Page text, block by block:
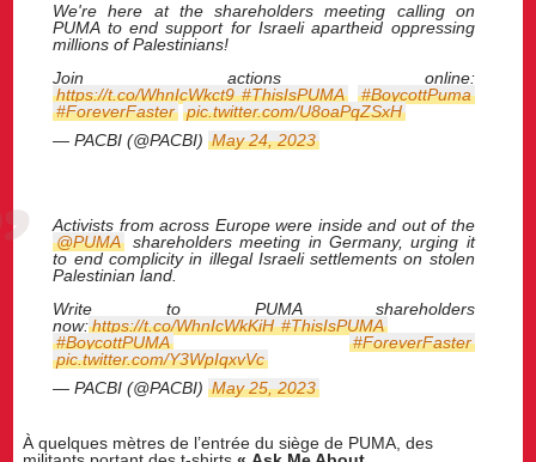
We're here at the shareholders meeting calling on
PUMA to end support for Israeli apartheid oppressing
millions of Palestinians!
Join actions online:
https://t.co/WhnIcWkct9 #ThisIsPUMA
#BoycottPuma
#ForeverFaster
pic.twitter.com/U8oaPqZSxH
— PACBI (@PACBI)May 24, 2023
Activists from across Europe were inside and out of the
@PUMA
shareholders meeting in Germany, urging it
to end complicity in illegal Israeli settlements on stolen
Palestinian land.
Write to PUMA shareholders
now:https://t.co/WhnIcWkKiH #ThisIsPUMA
#BoycottPUMA
#ForeverFaster
pic.twitter.com/Y3WpIqxvVc
— PACBI (@PACBI)May 25, 2023
À quelques mètres de l’entrée du siège de PUMA, des